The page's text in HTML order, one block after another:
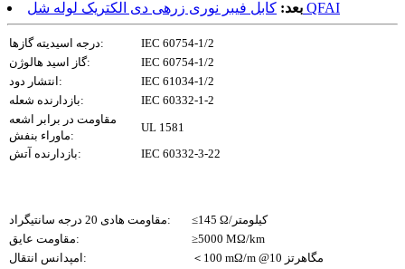
بعد: کابل فیبر نوری زرهی دی الکتریک لوله شل QFAI
درجه اسیدیته گازها:
IEC 60754-1/2
گاز اسید هالوژن:
IEC 60754-1/2
انتشار دود:
IEC 61034-1/2
بازدارنده شعله:
IEC 60332-1-2
مقاومت در برابر اشعه
ماوراء بنفش:
UL 1581
بازدارنده آتش:
IEC 60332-3-22
مقاومت هادی 20 درجه سانتیگراد:
≤145 Ω/کیلومتر
مقاومت عایق:
≥5000 MΩ/km
امپدانس انتقال:
＜100 mΩ/m @10 مگاهرتز